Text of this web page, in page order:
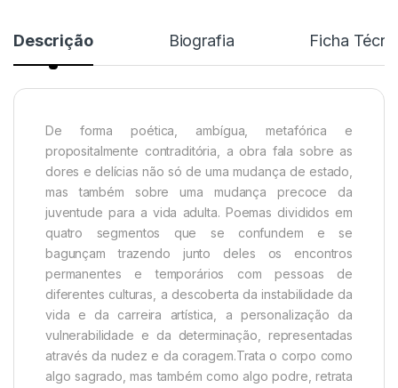
Descrição Biografia Ficha
De forma poética, ambígua, metafórica e
propositalmente contraditória, a obra fala sobre as
dores e delícias não só de uma mudança de estado,
mas também sobre uma mudança precoce da
juventude para a vida adulta. Poemas divididos em
quatro segmentos que se confundem e se
bagunçam trazendo junto deles os encontros
permanentes e temporários com pessoas de
diferentes culturas, a descoberta da instabilidade da
vida e da carreira artística, a personalização da
vulnerabilidade e da determinação, representadas
através da nudez e da coragem.Trata o corpo como
algo sagrado, mas também como algo podre, retrata